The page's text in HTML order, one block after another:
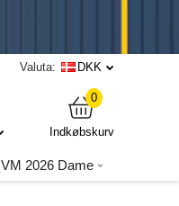
Valuta: DKK
0
Indkøbskurv
VM 2026 Dame